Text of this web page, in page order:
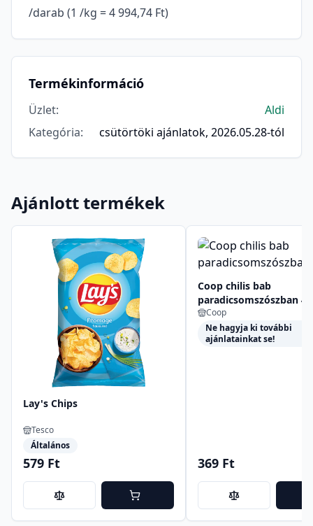
/darab (1 /kg = 4 994,74 Ft)
Termékinformáció
Üzlet:
Aldi
Kategória: csütörtöki ajánlatok, 2026.05.28-tól
Ajánlott termékek
Lay's Chips
Tesco
Általános
579 Ft
Coop chilis bab
paradicsomszószban
Coop
Ne hagyja ki további
ajánlatainkat se!
369 Ft